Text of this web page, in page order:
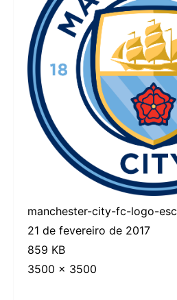
manchester-city-fc-logo-
21 de fevereiro de 2017
859 KB
3500 × 3500